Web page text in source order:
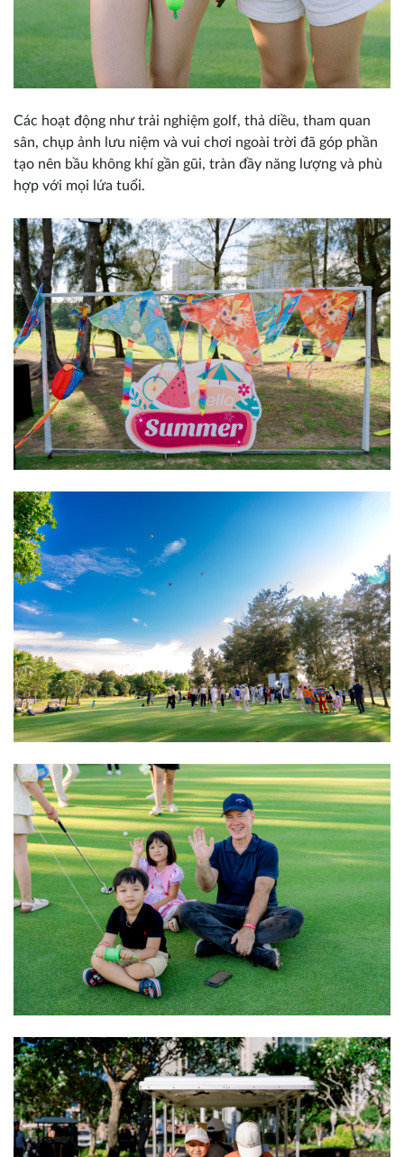
Các hoạt động như trải nghiệm golf, thả diều, tham quan
sân, chụp ảnh lưu niệm và vui chơi ngoài trời đã góp phần
tạo nên bầu không khí gần gũi, tràn đầy năng lượng và phù
hợp với mọi lứa tuổi.